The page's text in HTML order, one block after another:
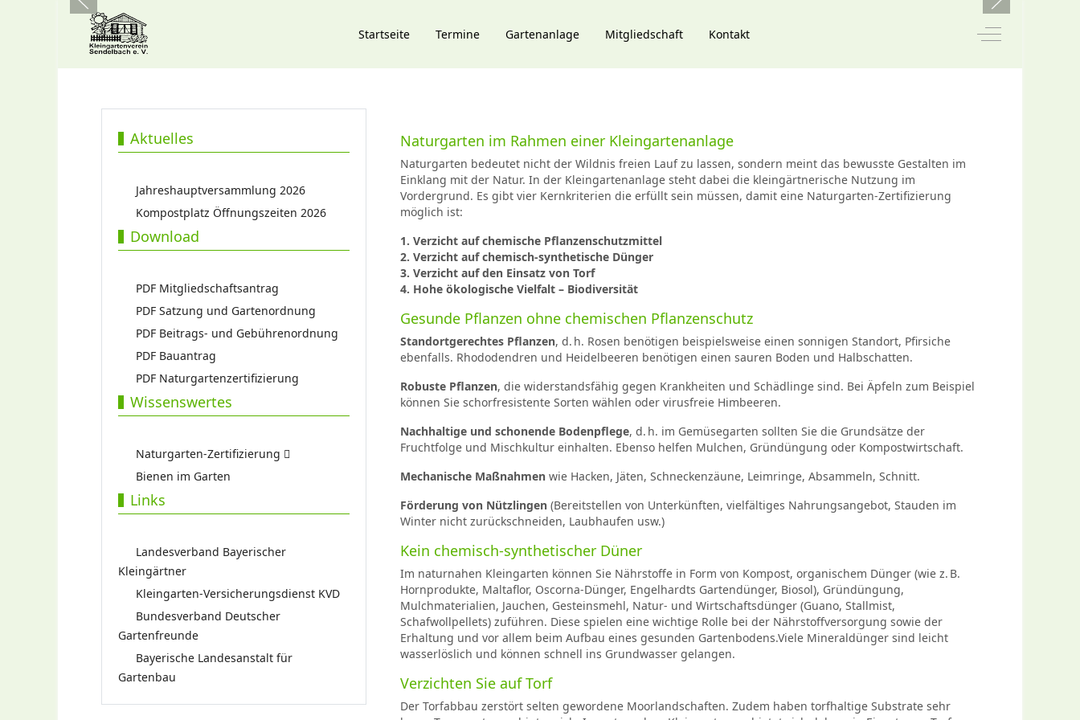
Startseite Termine Gartenanlage Mitgliedschaft Kontakt Off-Canvas
Aktuelles
Jahreshauptversammlung 2026
Kompostplatz Öffnungszeiten 2026
Download
PDF Mitgliedschaftsantrag
PDF Satzung und Gartenordnung
PDF Beitrags- und Gebührenordnung
PDF Bauantrag
PDF Naturgartenzertifizierung
Wissenswertes
Naturgarten-Zertifizierung
Bienen im Garten
Links
Landesverband Bayerischer
Kleingärtner
Kleingarten-Versicherungsdienst KVD
Bundesverband Deutscher
Gartenfreunde
Bayerische Landesanstalt für
Gartenbau
Naturgarten im Rahmen einer Kleingartenanlage
Naturgarten bedeutet nicht der Wildnis freien Lauf zu lassen, sondern meint das bewusste Gestalten im
Einklang mit der Natur. In der Kleingartenanlage steht dabei die kleingärtnerische Nutzung im
Vordergrund. Es gibt vier Kernkriterien die erfüllt sein müssen, damit eine Naturgarten-Zertifizierung
möglich ist:
1. Verzicht auf chemische Pflanzenschutzmittel
2. Verzicht auf chemisch-synthetische Dünger
3. Verzicht auf den Einsatz von Torf
4. Hohe ökologische Vielfalt – Biodiversität
Gesunde Pflanzen ohne chemischen Pflanzenschutz
Standortgerechtes Pflanzen, d. h. Rosen benötigen beispielsweise einen sonnigen Standort, Pfirsiche
ebenfalls. Rhododendren und Heidelbeeren benötigen einen sauren Boden und Halbschatten.
Robuste Pflanzen, die widerstandsfähig gegen Krankheiten und Schädlinge sind. Bei Äpfeln zum Beispiel
können Sie schorfresistente Sorten wählen oder virusfreie Himbeeren.
Nachhaltige und schonende Bodenpflege, d. h. im Gemüsegarten sollten Sie die Grundsätze der
Fruchtfolge und Mischkultur einhalten. Ebenso helfen Mulchen, Gründüngung oder Kompostwirtschaft.
Mechanische Maßnahmen wie Hacken, Jäten, Schneckenzäune, Leimringe, Absammeln, Schnitt.
Förderung von Nützlingen (Bereitstellen von Unterkünften, vielfältiges Nahrungsangebot, Stauden im
Winter nicht zurückschneiden, Laubhaufen usw.)
Kein chemisch-synthetischer Düner
Im naturnahen Kleingarten können Sie Nährstoffe in Form von Kompost, organischem Dünger (wie z. B.
Hornprodukte, Maltaflor, Oscorna-Dünger, Engelhardts Gartendünger, Biosol), Gründüngung,
Mulchmaterialien, Jauchen, Gesteinsmehl, Natur- und Wirtschaftsdünger (Guano, Stallmist,
Schafwollpellets) zuführen. Diese spielen eine wichtige Rolle bei der Nährstoffversorgung sowie der
Erhaltung und vor allem beim Aufbau eines gesunden Gartenbodens.Viele Mineraldünger sind leicht
wasserlöslich und können schnell ins Grundwasser gelangen.
Verzichten Sie auf Torf
Der Torfabbau zerstört selten gewordene Moorlandschaften. Zudem haben torfhaltige Substrate sehr